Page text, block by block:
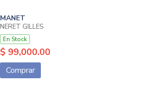
MANET
NERET GILLES
En Stock
$ 99,000.00
Comprar